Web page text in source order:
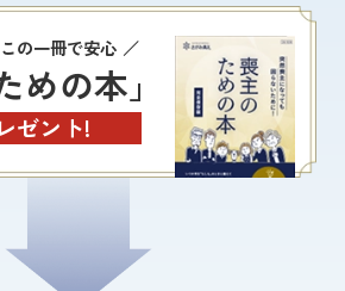
の一冊で安心
めの本」
ゼント!